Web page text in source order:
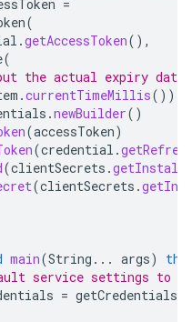
=
(
.getAccessToken(),
(
the actual expiry date
.currentTimeMillis()));
.newBuilder()
(accessToken)
(credential .
(clientSecrets .
(clientSecrets .
main(String ... args)
service settings to
= getCredentials